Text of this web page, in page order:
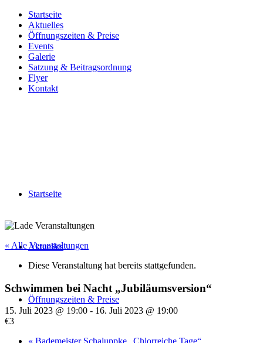
Startseite
Aktuelles
Öffnungszeiten & Preise
Events
Galerie
Satzung & Beitragsordnung
Flyer
Kontakt
Startseite
Aktuelles
Öffnungszeiten & Preise
« Alle Veranstaltungen
Diese Veranstaltung hat bereits stattgefunden.
Schwimmen bei Nacht „Jubiläumsversion“
15. Juli 2023 @ 19:00 - 16. Juli 2023 @ 19:00
€3